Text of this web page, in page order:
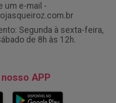
um e-mail -
Segunda à sexta-feira,
de 8h às 12h.
APP